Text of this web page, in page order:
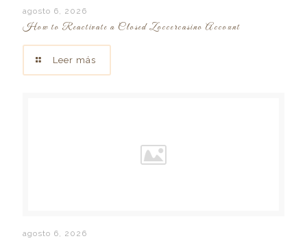
agosto 6, 2026
How to Reactivate a Closed Zoccercasino Account
Leer más
agosto 6, 2026